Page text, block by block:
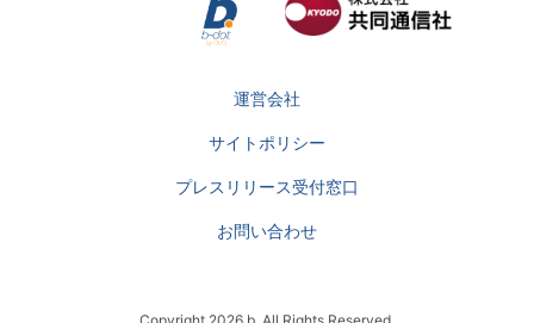
運営会社
サイトポリシー
プレスリリース受付窓口
お問い合わせ